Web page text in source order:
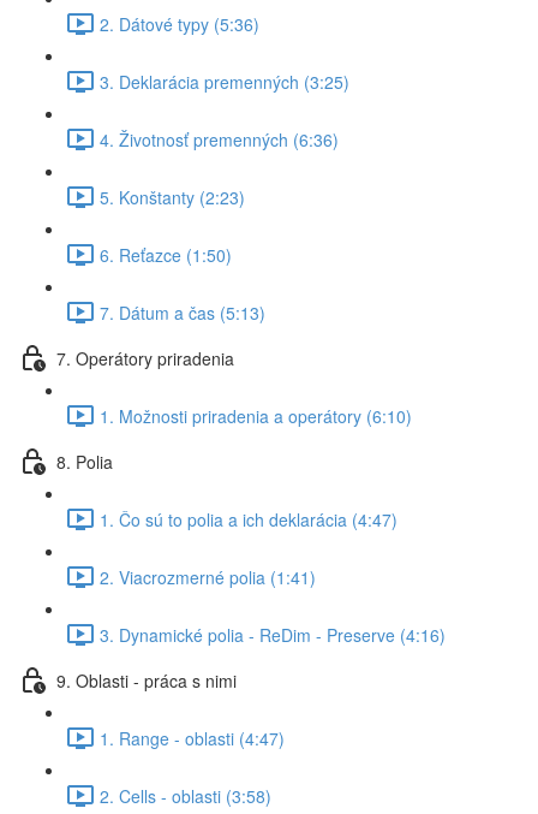
2. Dátové typy (5:36)
3. Deklarácia premenných (3:25)
4. Životnosť premenných (6:36)
5. Konštanty (2:23)
6. Reťazce (1:50)
7. Dátum a čas (5:13)
7. Operátory priradenia
1. Možnosti priradenia a operátory (6:10)
8. Polia
1. Čo sú to polia a ich deklarácia (4:47)
2. Viacrozmerné polia (1:41)
3. Dynamické polia - ReDim - Preserve (4:16)
9. Oblasti - práca s nimi
1. Range - oblasti (4:47)
2. Cells - oblasti (3:58)